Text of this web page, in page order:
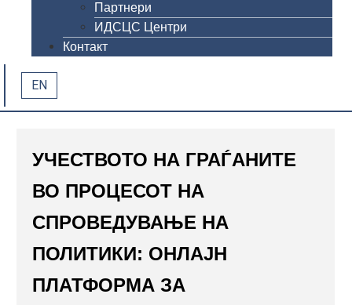
Партнери
ИДСЦС Центри
Контакт
EN
УЧЕСТВОТО НА ГРАЃАНИТЕ
ВО ПРОЦЕСОТ НА
СПРОВЕДУВАЊЕ НА
ПОЛИТИКИ: ОНЛАЈН
ПЛАТФОРМА ЗА